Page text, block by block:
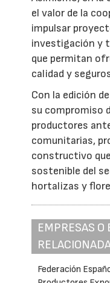
el valor de la
impulsar
investigación y
que permitan
calidad y
Con la edición
su compromiso
productores
comunitarias,
constructivo
sostenible del
hortalizas y
EMPRESAS O
Federación